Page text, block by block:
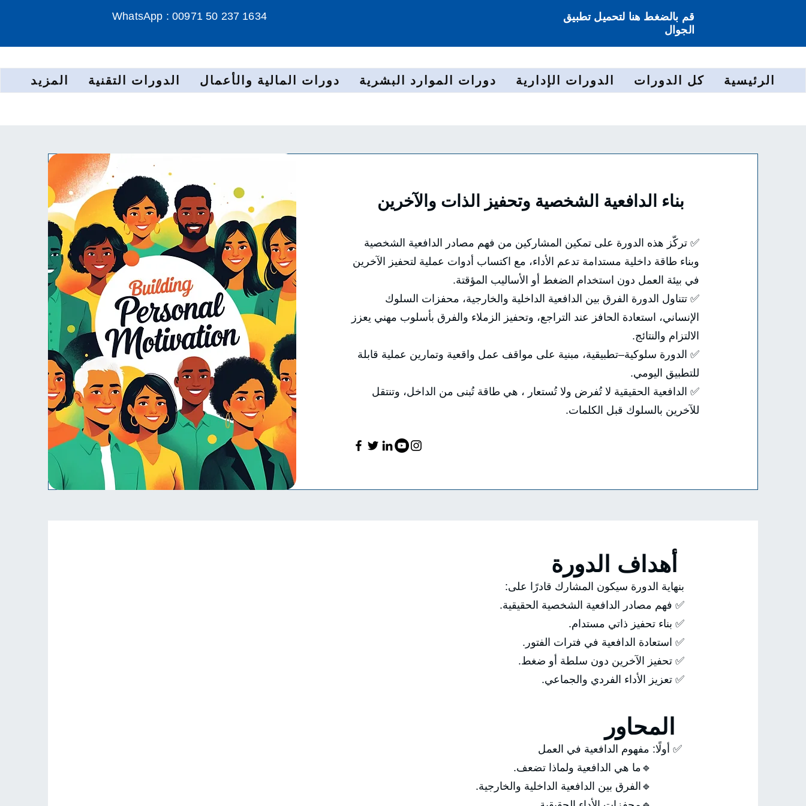
WhatsApp : 00971 50 237 1634
قم بالضغط هنا لتحميل تطبيق
الجوال
الرئيسية كل الدورات الدورات الإدارية دورات الموارد البشرية دورات المالية والأعمال الدورات التقنية المزيد
بناء الدافعية الشخصية وتحفيز الذات والآخرين
✅ تركّز هذه الدورة على تمكين المشاركين من فهم مصادر الدافعية الشخصية
وبناء طاقة داخلية مستدامة تدعم الأداء، مع اكتساب أدوات عملية لتحفيز الآخرين
في بيئة العمل دون استخدام الضغط أو الأساليب المؤقتة.
✅ تتناول الدورة الفرق بين الدافعية الداخلية والخارجية، محفزات السلوك
الإنساني، استعادة الحافز عند التراجع، وتحفيز الزملاء والفرق بأسلوب مهني يعزز
الالتزام والنتائج.
✅ الدورة سلوكية–تطبيقية، مبنية على مواقف عمل واقعية وتمارين عملية قابلة
للتطبيق اليومي.
✅ الدافعية الحقيقية لا تُفرض ولا تُستعار ، هي طاقة تُبنى من الداخل، وتنتقل
للآخرين بالسلوك قبل الكلمات.
بنهاية الدورة سيكون المشارك قادرًا على:
✅ فهم مصادر الدافعية الشخصية الحقيقية.
✅ بناء تحفيز ذاتي مستدام.
✅ استعادة الدافعية في فترات الفتور.
✅ تحفيز الآخرين دون سلطة أو ضغط.
✅ تعزيز الأداء الفردي والجماعي.
✅ أولًا: مفهوم الدافعية في العمل
🔹ما هي الدافعية ولماذا تضعف.
🔹الفرق بين الدافعية الداخلية والخارجية.